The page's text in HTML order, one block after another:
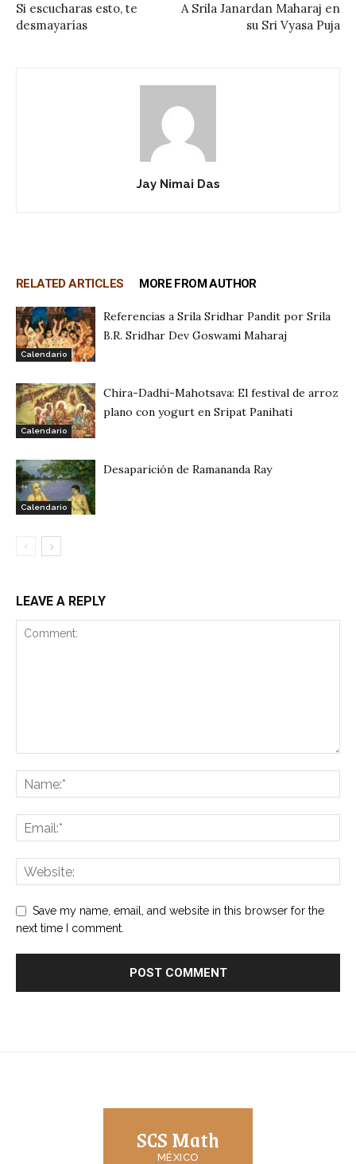
Si escucharas esto, te
desmayarías
A Srila Janardan Maharaj en
su Sri Vyasa Puja
Jay Nimai Das
RELATED ARTICLES MORE FROM AUTHOR
Calendario
Referencias a Srila Sridhar Pandit por Srila
B.R. Sridhar Dev Goswami Maharaj
Calendario
Chira-Dadhi-Mahotsava: El festival de arroz
plano con yogurt en Sripat Panihati
Calendario
Desaparición de Ramananda Ray
LEAVE A REPLY
Save my name, email, and website in this browser for the
next time I comment.
SCS Math
MÉXICO